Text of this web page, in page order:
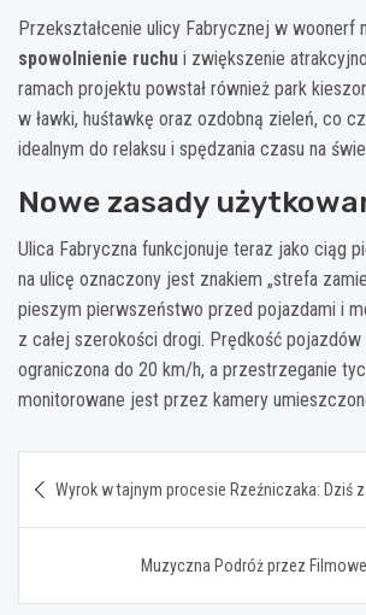
Przekształcenie ulicy Fabrycznej w woonerf
spowolnienie ruchu i zwiększenie
ramach projektu powstał również park
w ławki, huśtawkę oraz ozdobną zieleń, co
idealnym do relaksu i spędzania czasu na
Nowe zasady
Ulica Fabryczna funkcjonuje teraz jako ciąg
na ulicę oznaczony jest znakiem „strefa
pieszym pierwszeństwo przed pojazdami i
z całej szerokości drogi. Prędkość
ograniczona do 20 km/h, a przestrzeganie
monitorowane jest przez kamery
wpisu
Wyrok w tajnym procesie Rzeźniczaka: Dziś
Muzyczna Podróż przez